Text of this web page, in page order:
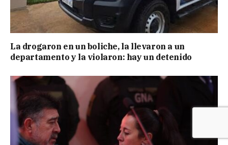
La drogaron en un boliche, la llevaron a un
departamento y la violaron: hay un detenido